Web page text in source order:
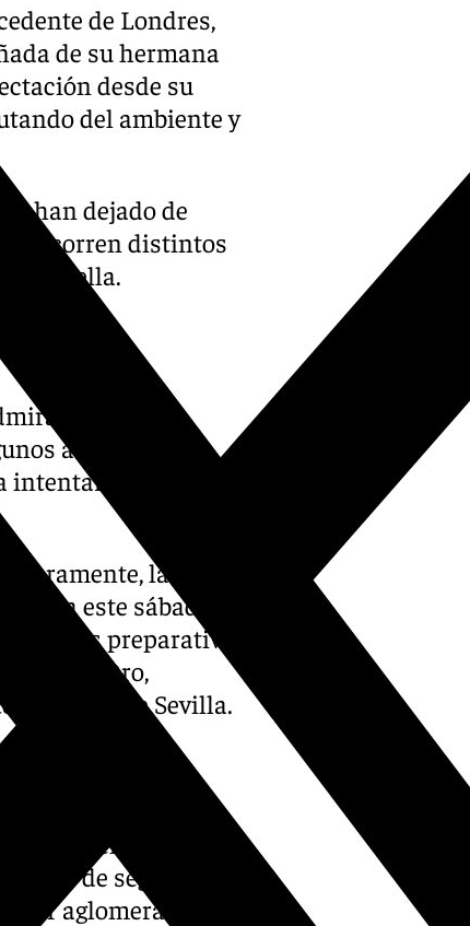
de Londres,
de su hermana
desde su
del ambiente y
han dejado de
recorren distintos
con ella.
aseguraban
intentar verla
la
para este sábado
ya los preparativos
del Oro,
de Sevilla.
enclaves de
de seguridad y
aglomeraciones